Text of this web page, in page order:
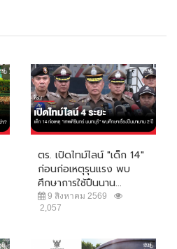
ตร. เปิดไทม์ไลน์ "เด็ก 14"
ก่อนก่อเหตุรุนแรง พบ
ศึกษาการใช้ปืนนาน...
9 สิงหาคม 2569
2,057